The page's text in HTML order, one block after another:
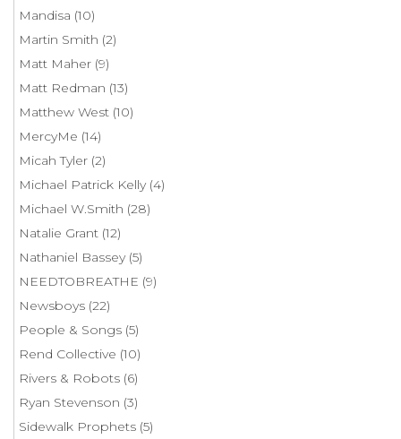
Mandisa (10)
Martin Smith (2)
Matt Maher (9)
Matt Redman (13)
Matthew West (10)
MercyMe (14)
Micah Tyler (2)
Michael Patrick Kelly(4)
Michael W.Smith (28)
Natalie Grant (12)
Nathaniel Bassey(5)
NEEDTOBREATHE (9)
Newsboys (22)
People & Songs (5)
Rend Collective (10)
Rivers & Robots (6)
Ryan Stevenson (3)
Sidewalk Prophets (5)